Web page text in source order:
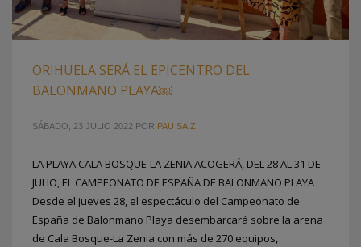
ORIHUELA SERÁ EL EPICENTRO DEL
BALONMANO PLAYA￼
SÁBADO, 23 JULIO 2022 POR PAU SAIZ
LA PLAYA CALA BOSQUE-LA ZENIA ACOGERÁ, DEL 28 AL 31 DE
JULIO, EL CAMPEONATO DE ESPAÑA DE BALONMANO PLAYA
Desde el jueves 28, el espectáculo del Campeonato de
España de Balonmano Playa desembarcará sobre la arena
de Cala Bosque-La Zenia con más de 270 equipos,